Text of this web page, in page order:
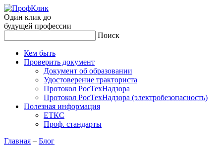
Один клик до
будущей профессии
Поиск
Кем быть
Проверить документ
Документ об образовании
Удостоверение тракториста
Протокол РосТехНадзора
Протокол РосТехНадзора (электробезопасность)
Полезная информация
ЕТКС
Проф. стандарты
Главная – Блог